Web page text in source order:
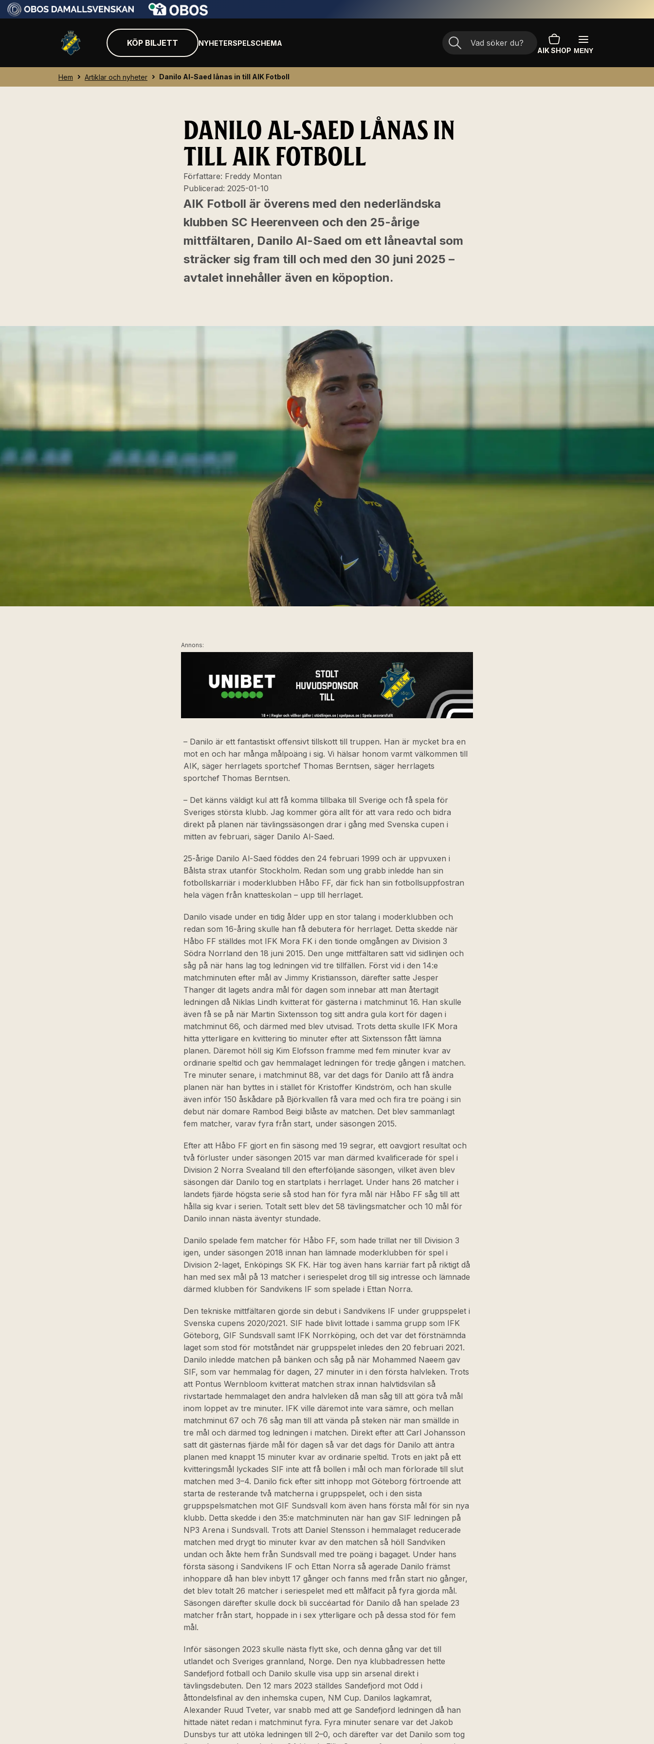
KÖP BILJETT NYHETERSPELSCHEMA
AIK SHOP MENY
Hem Artiklar och nyheter Danilo Al-Saed lånas in till AIK Fotboll
DANILO AL-SAED LÅNAS IN
TILL AIK FOTBOLL
Författare: Freddy Montan
Publicerad: 2025-01-10
AIK Fotboll är överens med den nederländska
klubben SC Heerenveen och den 25-årige
mittfältaren, Danilo Al-Saed om ett låneavtal som
sträcker sig fram till och med den 30 juni 2025 –
avtalet innehåller även en köpoption.
Annons:
– Danilo är ett fantastiskt offensivt tillskott till truppen. Han är mycket bra en
mot en och har många målpoäng i sig. Vi hälsar honom varmt välkommen till
AIK, säger herrlagets sportchef Thomas Berntsen, säger herrlagets
sportchef Thomas Berntsen.
– Det känns väldigt kul att få komma tillbaka till Sverige och få spela för
Sveriges största klubb. Jag kommer göra allt för att vara redo och bidra
direkt på planen när tävlingssäsongen drar i gång med Svenska cupen i
mitten av februari, säger Danilo Al-Saed.
25-årige Danilo Al-Saed föddes den 24 februari 1999 och är uppvuxen i
Bålsta strax utanför Stockholm. Redan som ung grabb inledde han sin
fotbollskarriär i moderklubben Håbo FF, där fick han sin fotbollsuppfostran
hela vägen från knatteskolan – upp till herrlaget.
Danilo visade under en tidig ålder upp en stor talang i moderklubben och
redan som 16-åring skulle han få debutera för herrlaget. Detta skedde när
Håbo FF ställdes mot IFK Mora FK i den tionde omgången av Division 3
Södra Norrland den 18 juni 2015. Den unge mittfältaren satt vid sidlinjen och
såg på när hans lag tog ledningen vid tre tillfällen. Först vid i den 14:e
matchminuten efter mål av Jimmy Kristiansson, därefter satte Jesper
Thanger dit lagets andra mål för dagen som innebar att man återtagit
ledningen då Niklas Lindh kvitterat för gästerna i matchminut 16. Han skulle
även få se på när Martin Sixtensson tog sitt andra gula kort för dagen i
matchminut 66, och därmed med blev utvisad. Trots detta skulle IFK Mora
hitta ytterligare en kvittering tio minuter efter att Sixtensson fått lämna
planen. Däremot höll sig Kim Elofsson framme med fem minuter kvar av
ordinarie speltid och gav hemmalaget ledningen för tredje gången i matchen.
Tre minuter senare, i matchminut 88, var det dags för Danilo att få ändra
planen när han byttes in i stället för Kristoffer Kindström, och han skulle
även inför 150 åskådare på Björkvallen få vara med och fira tre poäng i sin
debut när domare Rambod Beigi blåste av matchen. Det blev sammanlagt
fem matcher, varav fyra från start, under säsongen 2015.
Efter att Håbo FF gjort en fin säsong med 19 segrar, ett oavgjort resultat och
två förluster under säsongen 2015 var man därmed kvalificerade för spel i
Division 2 Norra Svealand till den efterföljande säsongen, vilket även blev
säsongen där Danilo tog en startplats i herrlaget. Under hans 26 matcher i
landets fjärde högsta serie så stod han för fyra mål när Håbo FF såg till att
hålla sig kvar i serien. Totalt sett blev det 58 tävlingsmatcher och 10 mål för
Danilo innan nästa äventyr stundade.
Danilo spelade fem matcher för Håbo FF, som hade trillat ner till Division 3
igen, under säsongen 2018 innan han lämnade moderklubben för spel i
Division 2-laget, Enköpings SK FK. Här tog även hans karriär fart på riktigt då
han med sex mål på 13 matcher i seriespelet drog till sig intresse och lämnade
därmed klubben för Sandvikens IF som spelade i Ettan Norra.
Den tekniske mittfältaren gjorde sin debut i Sandvikens IF under gruppspelet i
Svenska cupens 2020/2021. SIF hade blivit lottade i samma grupp som IFK
Göteborg, GIF Sundsvall samt IFK Norrköping, och det var det förstnämnda
laget som stod för motståndet när gruppspelet inledes den 20 februari 2021.
Danilo inledde matchen på bänken och såg på när Mohammed Naeem gav
SIF, som var hemmalag för dagen, 27 minuter in i den första halvleken. Trots
att Pontus Wernbloom kvitterat matchen strax innan halvtidsvilan så
rivstartade hemmalaget den andra halvleken då man såg till att göra två mål
inom loppet av tre minuter. IFK ville däremot inte vara sämre, och mellan
matchminut 67 och 76 såg man till att vända på steken när man smällde in
tre mål och därmed tog ledningen i matchen. Direkt efter att Carl Johansson
satt dit gästernas fjärde mål för dagen så var det dags för Danilo att äntra
planen med knappt 15 minuter kvar av ordinarie speltid. Trots en jakt på ett
kvitteringsmål lyckades SIF inte att få bollen i mål och man förlorade till slut
matchen med 3–4. Danilo fick efter sitt inhopp mot Göteborg förtroende att
starta de resterande två matcherna i gruppspelet, och i den sista
gruppspelsmatchen mot GIF Sundsvall kom även hans första mål för sin nya
klubb. Detta skedde i den 35:e matchminuten när han gav SIF ledningen på
NP3 Arena i Sundsvall. Trots att Daniel Stensson i hemmalaget reducerade
matchen med drygt tio minuter kvar av den matchen så höll Sandviken
undan och åkte hem från Sundsvall med tre poäng i bagaget. Under hans
första säsong i Sandvikens IF och Ettan Norra så agerade Danilo främst
inhoppare då han blev inbytt 17 gånger och fanns med från start nio gånger,
det blev totalt 26 matcher i seriespelet med ett målfacit på fyra gjorda mål.
Säsongen därefter skulle dock bli succéartad för Danilo då han spelade 23
matcher från start, hoppade in i sex ytterligare och på dessa stod för fem
mål.
Inför säsongen 2023 skulle nästa flytt ske, och denna gång var det till
utlandet och Sveriges grannland, Norge. Den nya klubbadressen hette
Sandefjord fotball och Danilo skulle visa upp sin arsenal direkt i
tävlingsdebuten. Den 12 mars 2023 ställdes Sandefjord mot Odd i
åttondelsfinal av den inhemska cupen, NM Cup. Danilos lagkamrat,
Alexander Ruud Tveter, var snabb med att ge Sandefjord ledningen då han
hittade nätet redan i matchminut fyra. Fyra minuter senare var det Jakob
Dunsbys tur att utöka ledningen till 2–0, och därefter var det Danilo som tog